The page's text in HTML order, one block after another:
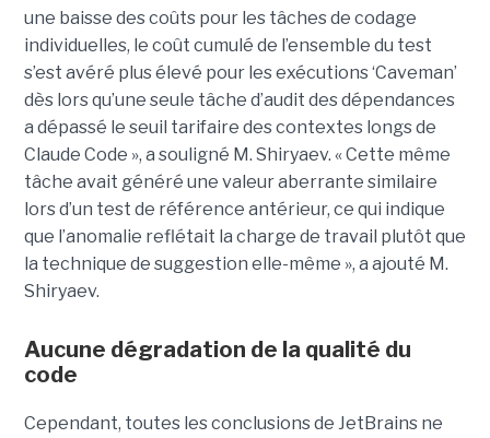
une baisse des coûts pour les tâches de codage
individuelles, le coût cumulé de l’ensemble du test
s’est avéré plus élevé pour les exécutions ‘Caveman’
dès lors qu’une seule tâche d’audit des dépendances
a dépassé le seuil tarifaire des contextes longs de
Claude Code », a souligné M. Shiryaev. « Cette même
tâche avait généré une valeur aberrante similaire
lors d’un test de référence antérieur, ce qui indique
que l’anomalie reflétait la charge de travail plutôt que
la technique de suggestion elle-même », a ajouté M.
Shiryaev.
Aucune dégradation de la qualité du
code
Cependant, toutes les conclusions de JetBrains ne